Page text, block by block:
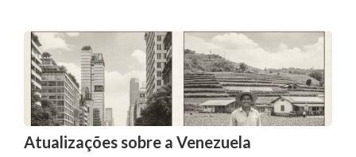
Atualizações sobre a Venezuela